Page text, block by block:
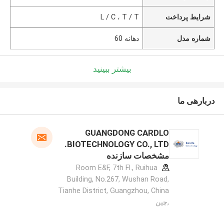
شرایط پرداخت L / C ، T / T
شماره مدل دهانه 60
بیشتر ببینید
دربارهی ما
GUANGDONG CARDLO
BIOTECHNOLOGY CO., LTD.
مشخصات سازنده
Room E&F, 7th Fl., Ruihua
Building, No.267, Wushan Road,
Tianhe District, Guangzhou, China
,چین